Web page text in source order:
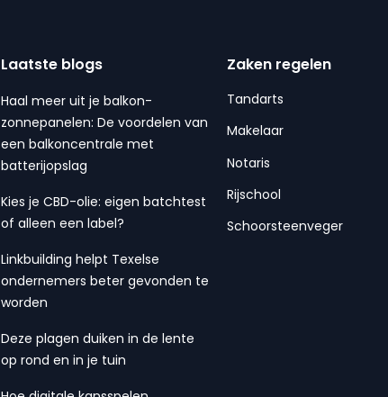
Laatste blogs
Haal meer uit je balkon-
zonnepanelen: De voordelen van
een balkoncentrale met
batterijopslag
Kies je CBD-olie: eigen batchtest
of alleen een label?
Linkbuilding helpt Texelse
ondernemers beter gevonden te
worden
Deze plagen duiken in de lente
op rond en in je tuin
Zaken regelen
Tandarts
Makelaar
Notaris
Rijschool
Schoorsteenveger